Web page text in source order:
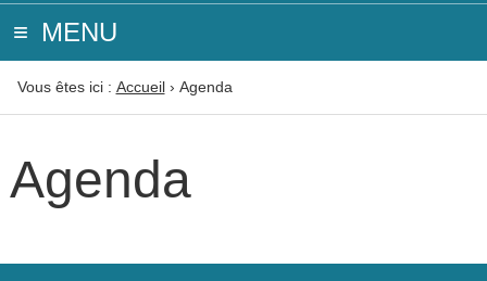
MENU
Vous êtes ici : Accueil› Agenda
Agenda